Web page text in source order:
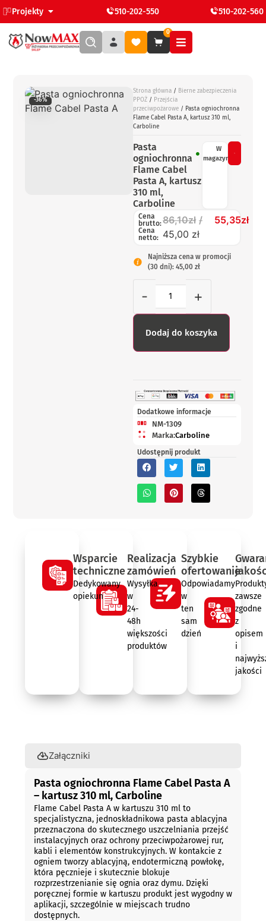
Projekty 510-202-550 510-202-560
0
-36%
Strona główna / Bierne zabezpieczenia
PPOŻ / Przejścia
przeciwpożarowe / Pasta ogniochronna
Flame Cabel Pasta A, kartusz 310 ml,
Carboline
Pasta
ogniochronna
Flame Cabel
Pasta A, kartusz
310 ml,
Carboline
W
magazynie
Cena
brutto:86,10zł 55,35zł
Cena
netto: 45,00 zł
Najniższa cena w promocji
(30 dni): 45,00 zł
- +
Dodaj do koszyka
Dodatkowe informacje
NM-1309
Marka:Carboline
Udostępnij produkt
Wsparcie
techniczne
Dedykowany
opiekun
Realizacja
zamówień
Wysyłka
w
24-
48h
większości
produktów
Szybkie
ofertowanie
Odpowiadamy
w
ten
sam
dzień
zawsze
zgodne
z
opisem
i
jakości
Załączniki
Pasta ogniochronna Flame Cabel Pasta A
– kartusz 310 ml, Carboline
Flame Cabel Pasta A w kartuszu 310 ml to
specjalistyczna, jednoskładnikowa pasta ablacyjna
przeznaczona do skutecznego uszczelniania przejść
instalacyjnych oraz ochrony przeciwpożarowej rur,
kabli i elementów konstrukcyjnych. W kontakcie z
ogniem tworzy ablacyjną, endotermiczną powłokę,
która pęcznieje i skutecznie blokuje
rozprzestrzenianie się ognia oraz dymu. Dzięki
poręcznej formie w kartuszu produkt jest wygodny w
aplikacji, szczególnie w miejscach trudno
dostępnych.